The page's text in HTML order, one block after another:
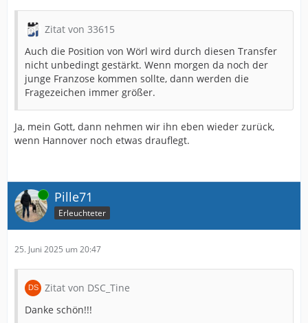
Zitat von 33615
Auch die Position von Wörl wird durch diesen Transfer
nicht unbedingt gestärkt. Wenn morgen da noch der
junge Franzose kommen sollte, dann werden die
Fragezeichen immer größer.
Ja, mein Gott, dann nehmen wir ihn eben wieder zurück,
wenn Hannover noch etwas drauflegt.
Online Pille71
Erleuchteter
25. Juni 2025 um 20:47
Zitat von DSC_Tine
Danke schön!!!